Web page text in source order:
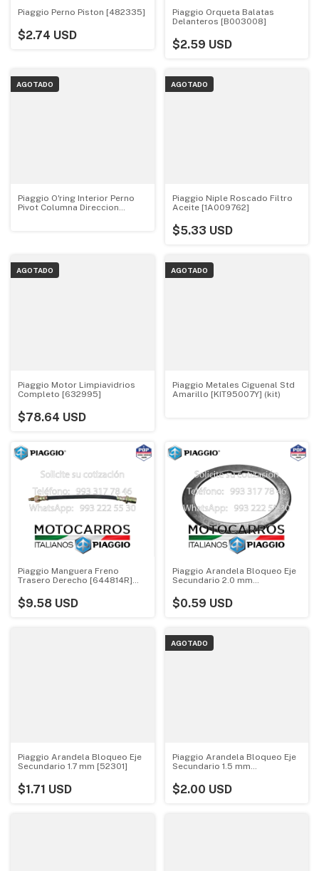
Piaggio Perno Piston [482335]
$2.74 USD
Piaggio Orqueta Balatas
Delanteros [B003008]
$2.59 USD
AGOTADO
Piaggio O'ring Interior Perno
Pivot Columna Direccion
AGOTADO
Piaggio Niple Roscado Filtro
Aceite [1A009762]
$5.33 USD
AGOTADO
Piaggio Motor Limpiavidrios
Completo [632995]
$78.64 USD
AGOTADO
Piaggio Metales Ciguenal Std
Amarillo [KIT95007Y] (kit)
Piaggio Manguera Freno
Trasero Derecho [644814R]
$9.58 USD
Piaggio Arandela Bloqueo Eje
Secundario 2.0 mm
$0.59 USD
Piaggio Arandela Bloqueo Eje
Secundario 1.7 mm [52301]
$1.71 USD
AGOTADO
Piaggio Arandela Bloqueo Eje
Secundario 1.5 mm
$2.00 USD